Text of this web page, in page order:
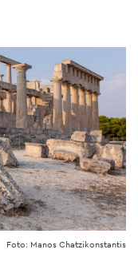
Foto: Manos Chatzikonstantis